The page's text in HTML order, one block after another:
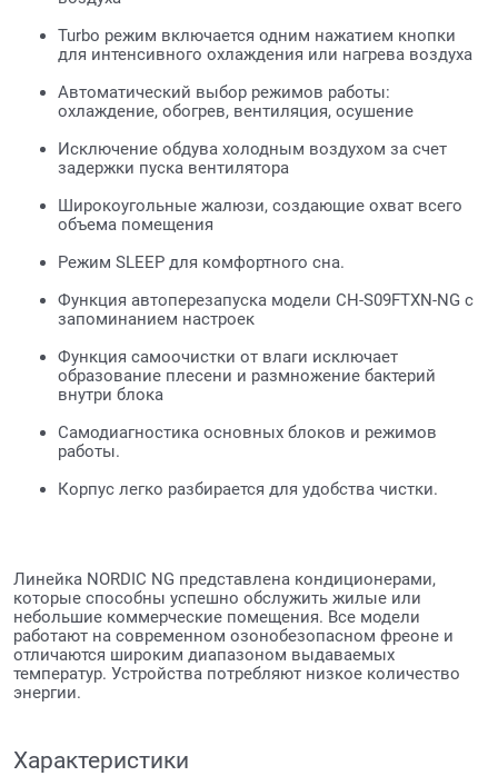
Turbo режим включается одним нажатием кнопки
для интенсивного охлаждения или нагрева воздуха
Автоматический выбор режимов работы:
охлаждение, обогрев, вентиляция, осушение
Исключение обдува холодным воздухом за счет
задержки пуска вентилятора
Широкоугольные жалюзи, создающие охват всего
объема помещения
Режим SLЕЕР для комфортного сна.
Функция автоперезапуска модели CH-S09FTXN-NG с
запоминанием настроек
Функция самоочистки от влаги исключает
образование плесени и размножение бактерий
внутри блока
Самодиагностика основных блоков и режимов
работы.
Корпус легко разбирается для удобства чистки.
Линейка NORDIC NG представлена кондиционерами,
которые способны успешно обслужить жилые или
небольшие коммерческие помещения. Все модели
работают на современном озонобезопасном фреоне и
отличаются широким диапазоном выдаваемых
температур. Устройства потребляют низкое количество
энергии.
Характеристики